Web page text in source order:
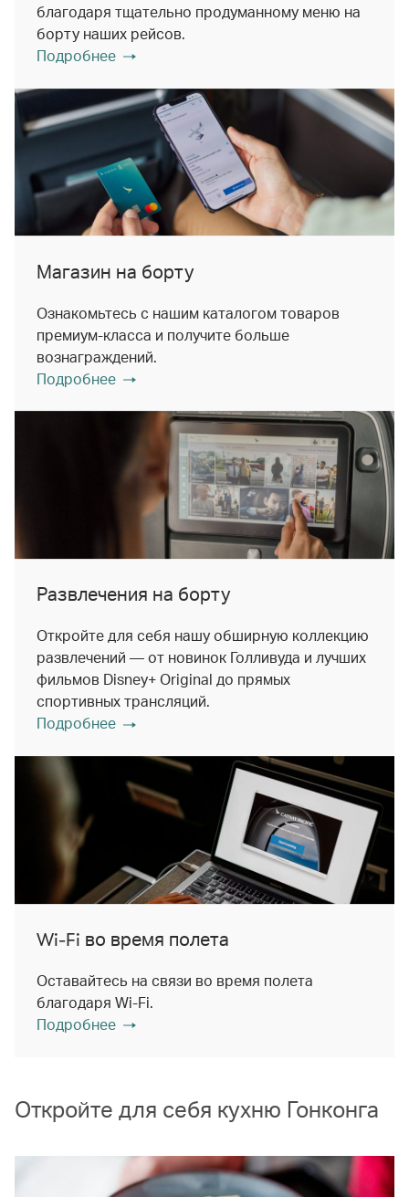
благодаря тщательно продуманному меню на
борту наших рейсов.
Подробнее
Магазин на борту
Ознакомьтесь с нашим каталогом товаров
премиум-класса и получите больше
вознаграждений.
Подробнее
Развлечения на борту
Откройте для себя нашу обширную коллекцию
развлечений — от новинок Голливуда и лучших
фильмов Disney+ Original до прямых
спортивных трансляций.
Подробнее
Wi-Fi во время полета
Оставайтесь на связи во время полета
благодаря Wi-Fi.
Подробнее
Откройте для себя кухню Гонконга